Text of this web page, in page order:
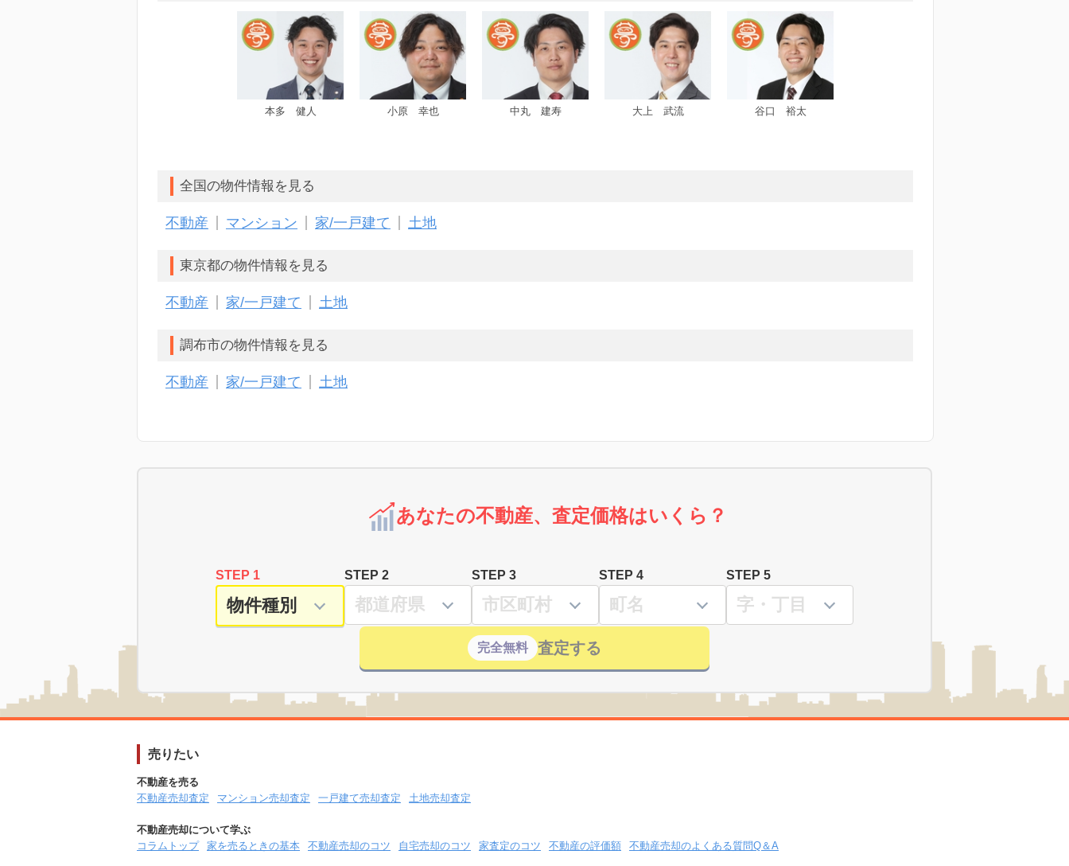
本多 健人 小原 幸也 中丸 建寿 大上 武流 谷口 裕太
全国の物件情報を見る
不動産 マンション 家/一戸建て 土地
東京都の物件情報を見る
不動産 家/一戸建て 土地
調布市の物件情報を見る
不動産 家/一戸建て 土地
あなたの不動産、査定価格はいくら？
STEP 1 STEP 2 STEP 3 STEP 4 STEP 5
完全無料 査定する
売りたい
不動産を売る
不動産売却査定
マンション売却査定 一戸建て売却査定 土地売却査定
不動産売却について学ぶ
コラムトップ
家を売るときの基本 不動産売却のコツ 自宅売却のコツ 家査定のコツ 不動産の評価額 不動産売却のよくある質問Q＆A